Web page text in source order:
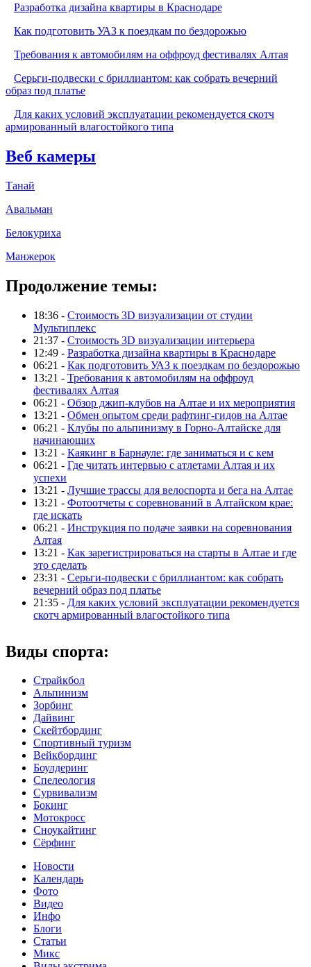
Разработка дизайна квартиры в Краснодаре
Как подготовить УАЗ к поездкам по бездорожью
Требования к автомобилям на оффроуд фестивалях Алтая
Серьги-подвески с бриллиантом: как собрать вечерний
образ под платье
Для каких условий эксплуатации рекомендуется скотч
армированный влагостойкого типа
Веб камеры
Танай
Авальман
Белокуриха
Манжерок
Продолжение темы:
18:36 - Стоимость 3D визуализации от студии
Мультиплекс
21:37 - Стоимость 3D визуализации интерьера
12:49 - Разработка дизайна квартиры в Краснодаре
06:21 - Как подготовить УАЗ к поездкам по бездорожью
13:21 - Требования к автомобилям на оффроуд
фестивалях Алтая
06:21 - Обзор джип-клубов на Алтае и их мероприятия
13:21 - Обмен опытом среди рафтинг-гидов на Алтае
06:21 - Клубы по альпинизму в Горно-Алтайске для
начинающих
13:21 - Каякинг в Барнауле: где заниматься и с кем
06:21 - Где читать интервью с атлетами Алтая и их
успехи
13:21 - Лучшие трассы для велоспорта и бега на Алтае
13:21 - Фотоотчеты с соревнований в Алтайском крае:
где искать
06:21 - Инструкция по подаче заявки на соревнования
Алтая
13:21 - Как зарегистрироваться на старты в Алтае и где
это сделать
23:31 - Серьги-подвески с бриллиантом: как собрать
вечерний образ под платье
21:35 - Для каких условий эксплуатации рекомендуется
скотч армированный влагостойкого типа
Виды спорта:
Страйкбол
Альпинизм
Зорбинг
Дайвинг
Скейтбординг
Спортивный туризм‎
Вейкбординг
Боулдеринг
Спелеология
Сурвивализм
Бокинг
Мотокросс
Сноукайтинг
Сёрфинг
Новости
Календарь
Фото
Видео
Инфо
Блоги
Статьи
Микс